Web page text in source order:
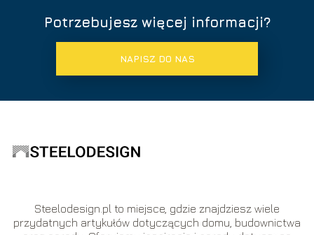
Potrzebujesz więcej informacji?
NAPISZ DO NAS
Steelodesign.pl to miejsce, gdzie znajdziesz wiele
przydatnych artykułów dotyczących domu, budownictwa